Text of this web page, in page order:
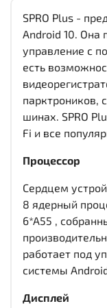
SPRO Plus -
Android 10. Она
управление с
есть
парктроников,
шинах. SPRO
Fi и все
Процессор
Сердцем
8 ядерный
6*A55 ,
работает под
системы
Дисплей